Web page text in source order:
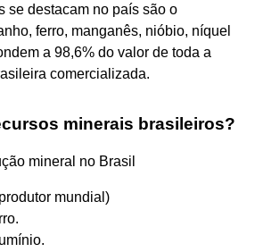
se destacam no país são o
ferro, manganês, nióbio, níquel
a 98,6% do valor de toda a
comercializada.
minerais brasileiros?
mineral no Brasil
mundial)